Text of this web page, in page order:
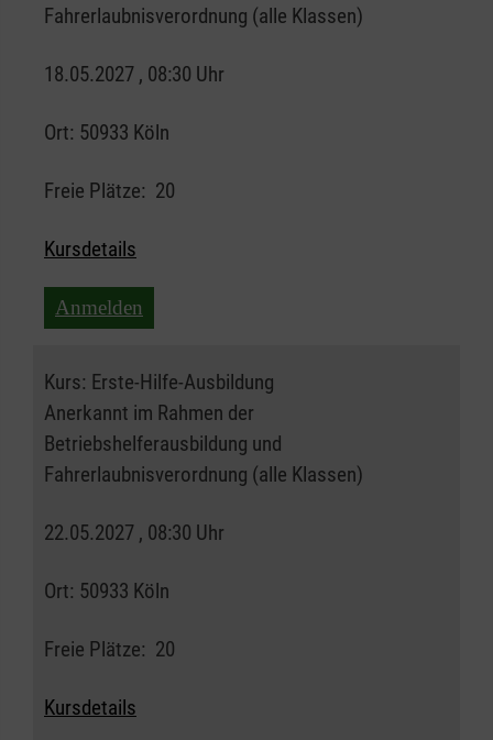
Fahrerlaubnisverordnung (alle Klassen)
18.05.2027 , 08:30 Uhr
Ort: 50933 Köln
Freie Plätze: 20
Kursdetails
Anmelden
Kurs: Erste-Hilfe-Ausbildung
Anerkannt im Rahmen der
Betriebshelferausbildung und
Fahrerlaubnisverordnung (alle Klassen)
22.05.2027 , 08:30 Uhr
Ort: 50933 Köln
Freie Plätze: 20
Kursdetails